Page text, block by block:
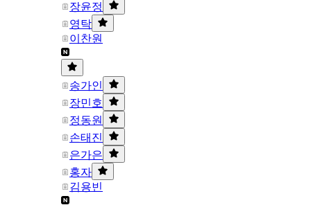
장윤정
영탁
이찬원
송가인
장민호
정동원
손태진
은가은
홍자
김용빈